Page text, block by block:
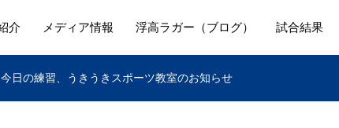
介 メディア情報 浮高ラガー（ブログ） 試合結果
日の練習、うきうきスポーツ教室のお知らせ